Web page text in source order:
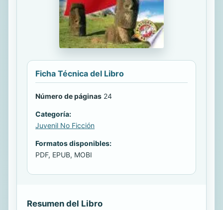
Ficha Técnica del Libro
Número de páginas 24
Categoría:
Juvenil No Ficción
Formatos disponibles:
PDF, EPUB, MOBI
Resumen del Libro